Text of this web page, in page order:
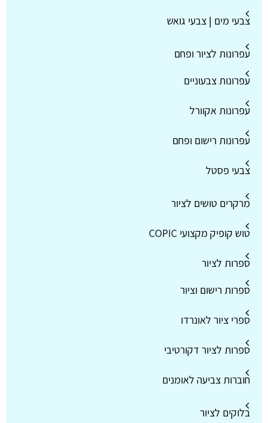
צבעי מים | צבעי גואש
עפרונות לציור ופחם
עפרונות צבעוניים
עפרונות אקוורל
עפרונות רישום ופחם
צבעי פסטל
מרקרים טושים לציור
טוש קופיק מקצועי COPIC
ספרות לציור
ספרות רישום וציור
ספרי ציור לאונרדו
ספרות לציור דקורטיבי
חוברות צביעה לאומנים
בלוקים לציור